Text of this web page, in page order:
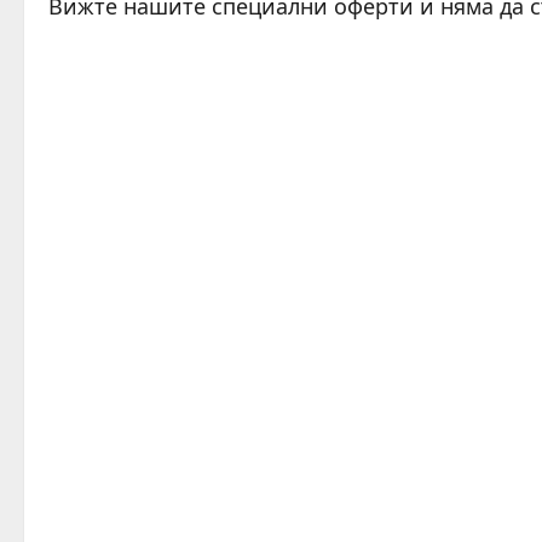
Вижте нашите специални оферти и няма да